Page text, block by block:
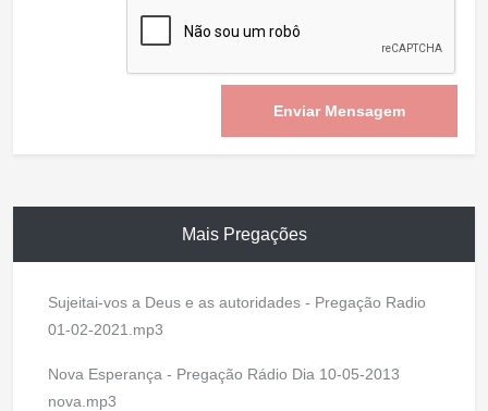
Enviar Mensagem
Mais Pregações
Sujeitai-vos a Deus e as autoridades - Pregação Radio
01-02-2021.mp3
Nova Esperança - Pregação Rádio Dia 10-05-2013
nova.mp3